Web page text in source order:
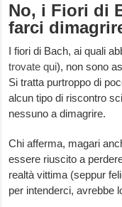
No, i Fiori di
farci
I fiori di Bach, ai quali
trovate qui), non sono
Si tratta purtroppo di
alcun tipo di riscontro
nessuno a dimagrire.
Chi afferma, magari
essere riuscito a
realtà vittima (seppur
per intenderci, avrebbe